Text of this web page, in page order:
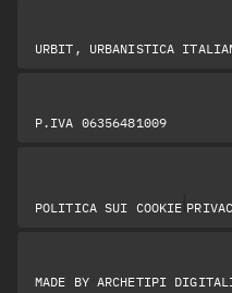
URBIT, URBANISTICA
P.IVA 06356481009
POLITICA SUI COOKIE
MADE BY ARCHETIPI